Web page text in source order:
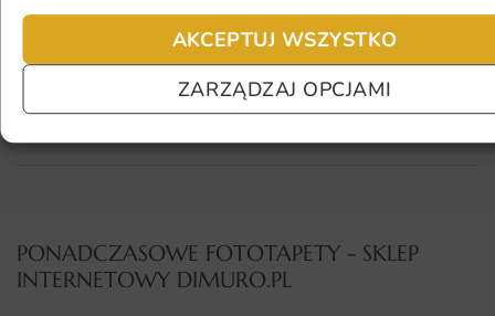
AKCEPTUJ WSZYSTKO
ZARZĄDZAJ OPCJAMI
Jaki materiał wybrać?
Jaka jest trwałość fototapety?
PONADCZASOWE FOTOTAPETY - SKLEP
INTERNETOWY DIMURO.PL​